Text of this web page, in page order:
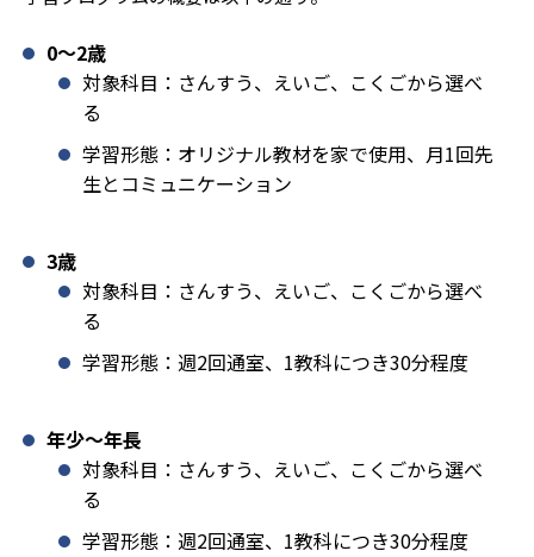
0〜2歳
対象科目：さんすう、えいご、こくごから選べ
る
学習形態：オリジナル教材を家で使用、月1回先
生とコミュニケーション
3歳
対象科目：さんすう、えいご、こくごから選べ
る
学習形態：週2回通室、1教科につき30分程度
年少〜年長
対象科目：さんすう、えいご、こくごから選べ
る
学習形態：週2回通室、1教科につき30分程度